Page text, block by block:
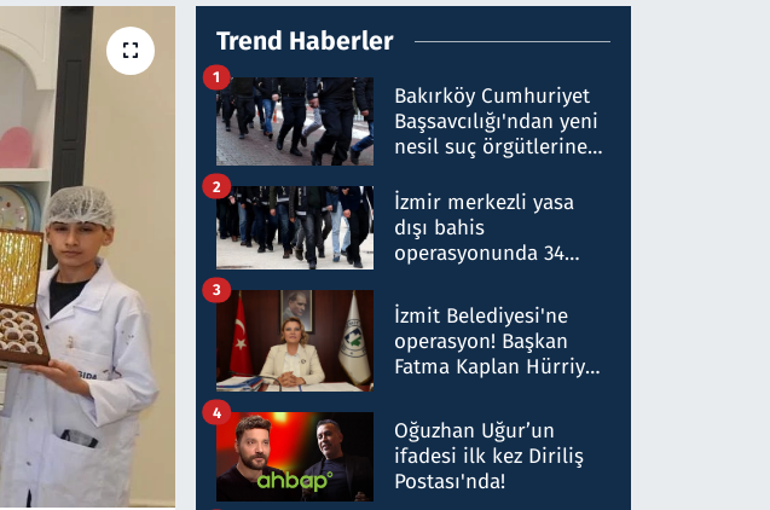
Trend Haberler
Bakırköy Cumhuriyet
Başsavcılığı'ndan yeni
nesil suç örgütlerine
hakkında gözaltı kararı
1
İzmir merkezli yasa
dışı bahis
operasyonunda 34
Milyar liralık para
trafiği tespit edildi
2
İzmit Belediyesi'ne
operasyon! Başkan
Fatma Kaplan Hürriyet
3
Oğuzhan Uğur’un
ifadesi ilk kez Diriliş
Postası'nda!
4